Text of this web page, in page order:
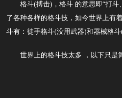
格斗(搏击)，格斗 的意思即“打斗
了各种各样的格斗技，如今世界上有
斗有：徒手格斗(没用武器)和器械格斗
世界上的格斗技太多 ，以下只是简